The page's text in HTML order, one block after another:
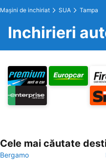
Maşini de inchiriat SUA Tampa
Inchirieri
Cele mai căutate
Bergamo